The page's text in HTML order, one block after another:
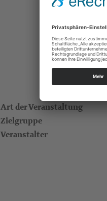
Art der Veranstaltung
Zielgruppe
Veranstalter